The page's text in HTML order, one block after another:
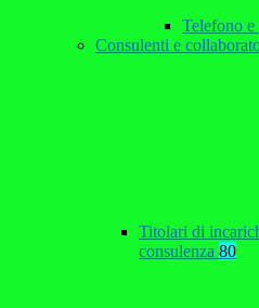
Telefono e
Consulenti e
Titolari di
consulenza 80